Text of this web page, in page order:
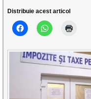
Distribuie acest articol